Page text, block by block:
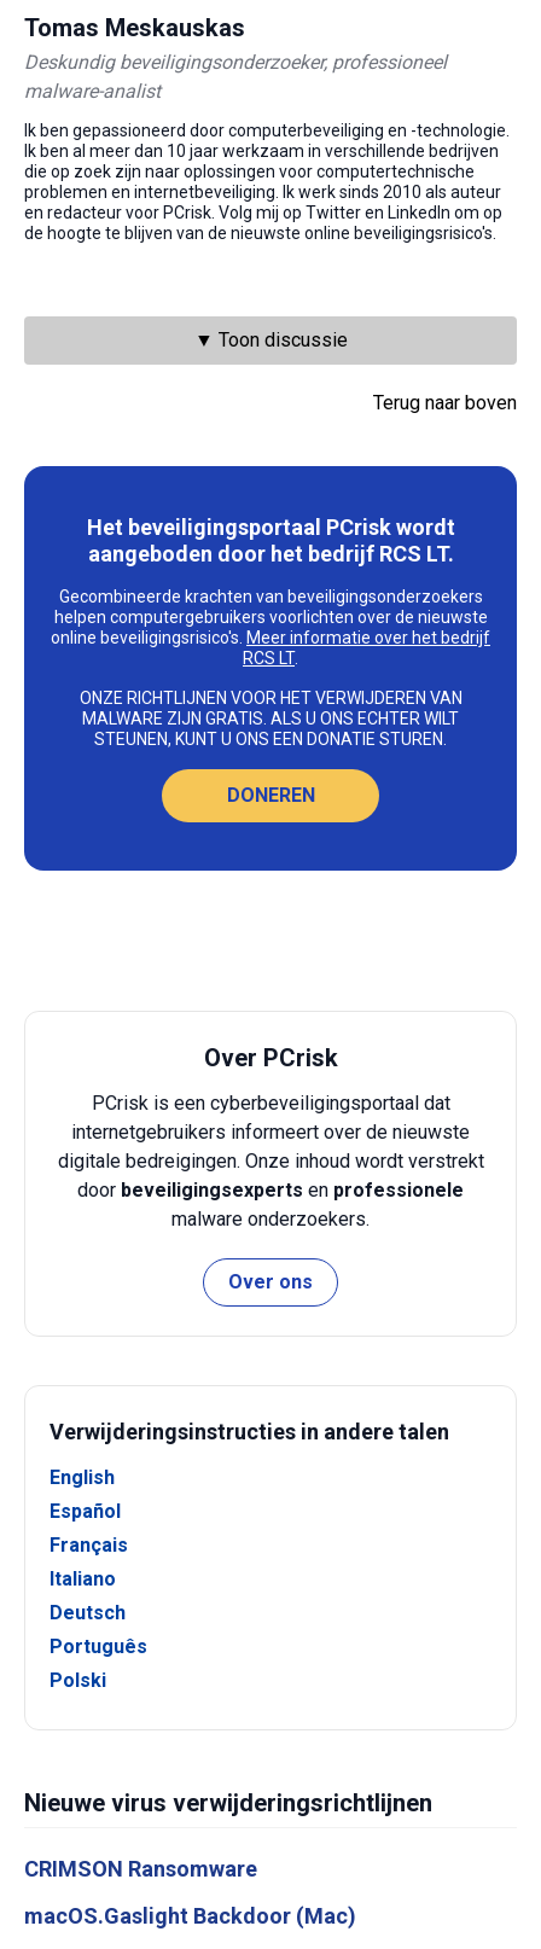
Tomas Meskauskas
Deskundig beveiligingsonderzoeker, professioneel
malware-analist
Ik ben gepassioneerd door computerbeveiliging en -technologie.
Ik ben al meer dan 10 jaar werkzaam in verschillende bedrijven
die op zoek zijn naar oplossingen voor computertechnische
problemen en internetbeveiliging. Ik werk sinds 2010 als auteur
en redacteur voor PCrisk. Volg mij op Twitter en LinkedIn om op
de hoogte te blijven van de nieuwste online beveiligingsrisico's.
▼ Toon discussie
Terug naar boven
Het beveiligingsportaal PCrisk wordt
aangeboden door het bedrijf RCS LT.
Gecombineerde krachten van beveiligingsonderzoekers
helpen computergebruikers voorlichten over de nieuwste
online beveiligingsrisico's. Meer informatie over het bedrijf
RCS LT.
ONZE RICHTLIJNEN VOOR HET VERWIJDEREN VAN
MALWARE ZIJN GRATIS. ALS U ONS ECHTER WILT
STEUNEN, KUNT U ONS EEN DONATIE STUREN.
DONEREN
Over PCrisk
PCrisk is een cyberbeveiligingsportaal dat
internetgebruikers informeert over de nieuwste
digitale bedreigingen. Onze inhoud wordt verstrekt
door beveiligingsexperts en professionele
malware onderzoekers.
Over ons
Verwijderingsinstructies in andere talen
English
Español
Français
Italiano
Deutsch
Português
Polski
Nieuwe virus verwijderingsrichtlijnen
CRIMSON Ransomware
macOS.Gaslight Backdoor (Mac)